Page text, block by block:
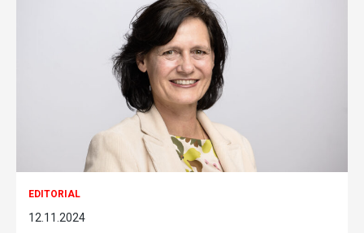
EDITORIAL
12.11.2024